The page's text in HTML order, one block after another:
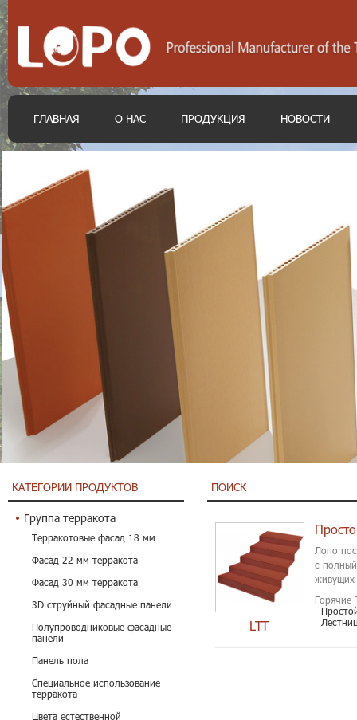
ГЛАВНАЯ О НАС ПРОДУКЦИЯ НОВОСТИ
КАТЕГОРИИ ПРОДУКТОВ
Группа терракота
Терракотовые фасад 18 мм
Фасад 22 мм терракота
Фасад 30 мм терракота
3D струйный фасадные панели
Полупроводниковые фасадные
панели
Панель пола
Специальное использование
терракота
Цвета естественной
ПОИСК
LTT
Лопо
с
живущих
Горячие